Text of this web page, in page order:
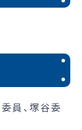
員、塚谷委